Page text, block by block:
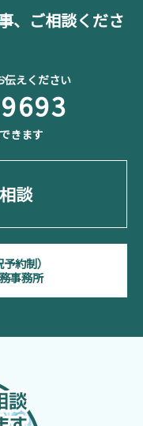
、ご相談くださ
伝えください
きます
談
約制）
事務所